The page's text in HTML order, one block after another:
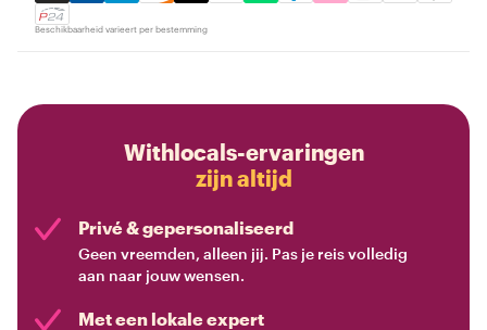
Beschikbaarheid varieert per bestemming
Withlocals-ervaringen
zijn altijd
Privé & gepersonaliseerd
Geen vreemden, alleen jij. Pas je reis volledig
aan naar jouw wensen.
Met een lokale expert